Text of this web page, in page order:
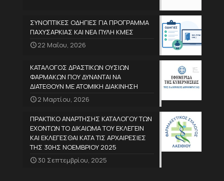
ΣΥΝΟΠΤΙΚΕΣ ΟΔΗΓΙΕΣ ΓΙΑ ΠΡΟΓΡΑΜΜΑ
ΠΑΧΥΣΑΡΚΙΑΣ ΚΑΙ ΝΕΑ ΠΥΛΗ ΚΜΕΣ
22 Μαΐου, 2026
ΚΑΤΑΛΟΓΟΣ ΔΡΑΣΤΙΚΩΝ ΟΥΣΙΩΝ
ΦΑΡΜΑΚΩΝ ΠΟΥ ΔΥΝΑΝΤΑΙ ΝΑ
ΔΙΑΤΕΘΟΥΝ ΜΕ ΑΤΟΜΙΚΗ ΔΙΑΚΙΝΗΣΗ
2 Μαρτίου, 2026
ΠΡΑΚΤΙΚΟ ΑΝΑΡΤΗΣΗΣ ΚΑΤΑΛΟΓΟΥ ΤΩΝ
ΕΧΟΝΤΩΝ ΤΟ ΔΙΚΑΙΩΜΑ ΤΟΥ ΕΚΛΕΓΕΙΝ
ΚΑΙ ΕΚΛΕΓΕΣΘΑΙ ΚΑΤΑ ΤΙΣ ΑΡΧΑΙΡΕΣΙΕΣ
ΤΗΣ 30ΗΣ ΝΟΕΜΒΡΙΟΥ 2025
30 Σεπτεμβρίου, 2025